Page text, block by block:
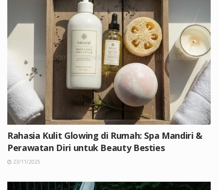
Rahasia Kulit Glowing di Rumah: Spa Mandiri &
Perawatan Diri untuk Beauty Besties
23/11/2025